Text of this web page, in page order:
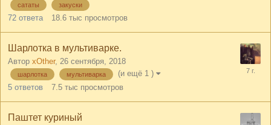
сататы закуски
72 ответа 18.6 тыс просмотров
Шарлотка в мультиварке.
Автор xOther, 26 сентября, 2018
шарлотка мультиварка
(и ещё 1 )
5 ответов 7.5 тыс просмотров
Паштет куриный